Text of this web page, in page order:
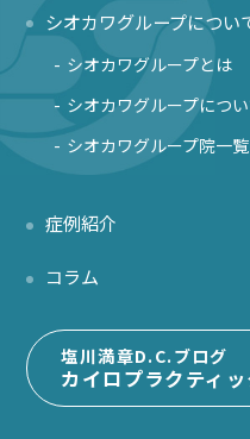
シオカワグループについ
シオカワグループとは
シオカワグループにつ
シオカワグループ院一覧
症例紹介
コラム
塩川満章D.C.ブログ
カイロプラクティ